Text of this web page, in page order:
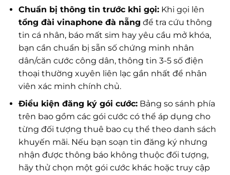
Chuẩn bị thông tin trước khi gọi:Khi gọi lên
tổng đài vinaphone đà nẵng để tra cứu thông
tin cá nhân, báo mất sim hay yêu cầu mở khóa,
bạn cần chuẩn bị sẵn số chứng minh nhân
dân/căn cước công dân, thông tin 3-5 số điện
thoại thường xuyên liên lạc gần nhất để nhân
viên xác minh chính chủ.
Điều kiện đăng ký gói cước:Bảng so sánh phía
trên bao gồm các gói cước có thể áp dụng cho
từng đối tượng thuê bao cụ thể theo danh sách
khuyến mãi. Nếu bạn soạn tin đăng ký nhưng
nhận được thông báo không thuộc đối tượng,
hãy thử chọn một gói cước khác hoặc truy cập